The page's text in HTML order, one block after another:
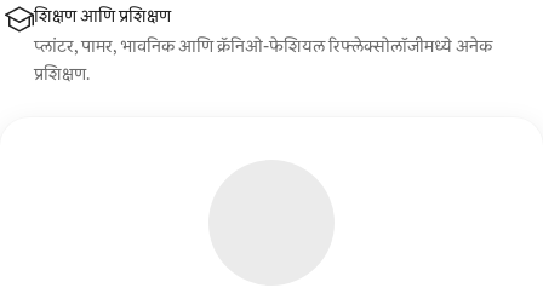
शिक्षण आणि प्रशिक्षण
प्लांटर, पामर, भावनिक आणि क्रॅनिओ-फेशियल रिफ्लेक्सोलॉजीमध्ये अनेक
प्रशिक्षण.